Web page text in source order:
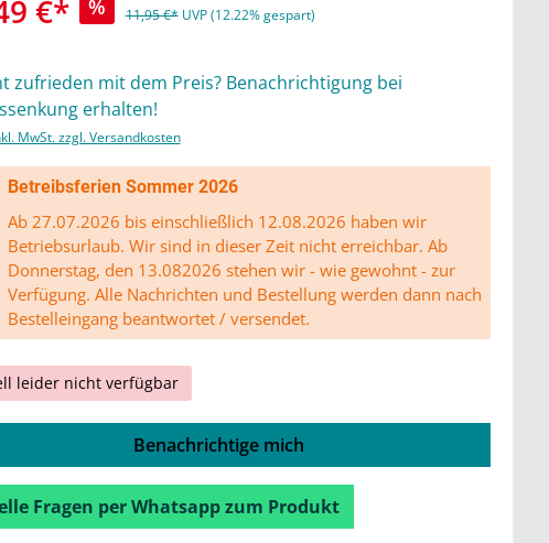
€* % 11,95 €* UVP (12.22% gespart)
zufrieden mit dem Preis? Benachrichtigung bei
erhalten!
MwSt. zzgl. Versandkosten
Betreibsferien Sommer 2026
Ab 27.07.2026 bis einschließlich 12.08.2026 haben wir
Betriebsurlaub. Wir sind in dieser Zeit nicht erreichbar. Ab
Donnerstag, den 13.082026 stehen wir - wie gewohnt - zur
Verfügung. Alle Nachrichten und Bestellung werden dann nach
Bestelleingang beantwortet / versendet.
leider nicht verfügbar
Benachrichtige mich
Fragen per Whatsapp zum Produkt